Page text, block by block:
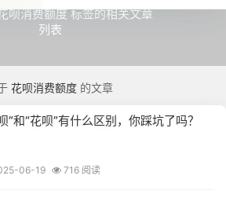
呗消费额度 标签的相关文章
列表
花呗消费额度 的文章
”和“花呗”有什么区别，你踩坑了吗？
06-19 716 阅读